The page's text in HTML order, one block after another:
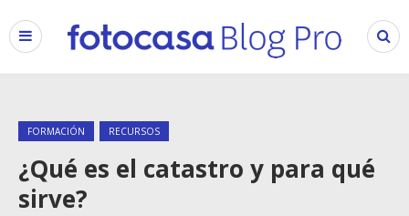
FORMACIÓN RECURSOS
¿Qué es el catastro y para qué
sirve?